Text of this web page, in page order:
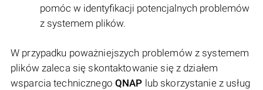
pomóc w identyfikacji potencjalnych problemów
z systemem plików.
W przypadku poważniejszych problemów z systemem
plików zaleca się skontaktowanie się z działem
wsparcia technicznego QNAP lub skorzystanie z usług